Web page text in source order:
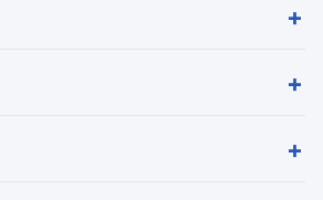
+
+
+